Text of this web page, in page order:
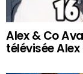
Alex & Co
télévisée